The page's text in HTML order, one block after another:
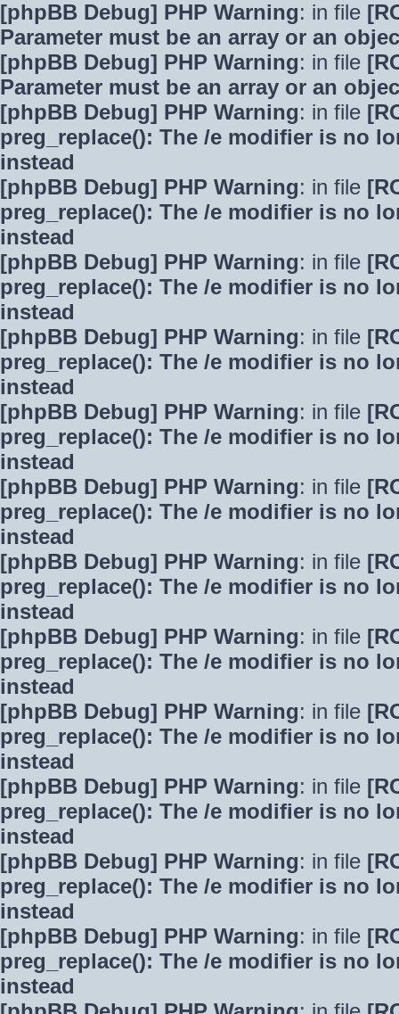
[phpBB Debug] PHP Warning: in file
Parameter must be an array or an
[phpBB Debug] PHP Warning: in file
Parameter must be an array or an
[phpBB Debug] PHP Warning: in file
preg_replace(): The /e modifier is no
instead
[phpBB Debug] PHP Warning: in file
preg_replace(): The /e modifier is no
instead
[phpBB Debug] PHP Warning: in file
preg_replace(): The /e modifier is no
instead
[phpBB Debug] PHP Warning: in file
preg_replace(): The /e modifier is no
instead
[phpBB Debug] PHP Warning: in file
preg_replace(): The /e modifier is no
instead
[phpBB Debug] PHP Warning: in file
preg_replace(): The /e modifier is no
instead
[phpBB Debug] PHP Warning: in file
preg_replace(): The /e modifier is no
instead
[phpBB Debug] PHP Warning: in file
preg_replace(): The /e modifier is no
instead
[phpBB Debug] PHP Warning: in file
preg_replace(): The /e modifier is no
instead
[phpBB Debug] PHP Warning: in file
preg_replace(): The /e modifier is no
instead
[phpBB Debug] PHP Warning: in file
preg_replace(): The /e modifier is no
instead
[phpBB Debug] PHP Warning: in file
preg_replace(): The /e modifier is no
instead